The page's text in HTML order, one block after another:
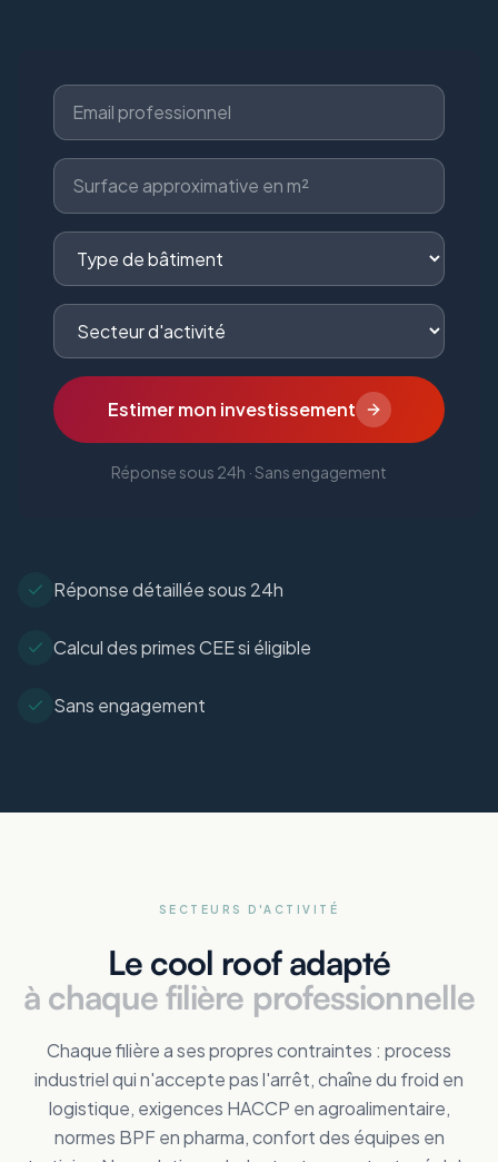
Estimer mon investissement
Réponse sous 24h · Sans engagement
Réponse détaillée sous 24h
Calcul des primes CEE si éligible
Sans engagement
SECTEURS D'ACTIVITÉ
Le cool roof adapté
à chaque filière professionnelle
Chaque filière a ses propres contraintes : process
industriel qui n'accepte pas l'arrêt, chaîne du froid en
logistique, exigences HACCP en agroalimentaire,
normes BPF en pharma, confort des équipes en